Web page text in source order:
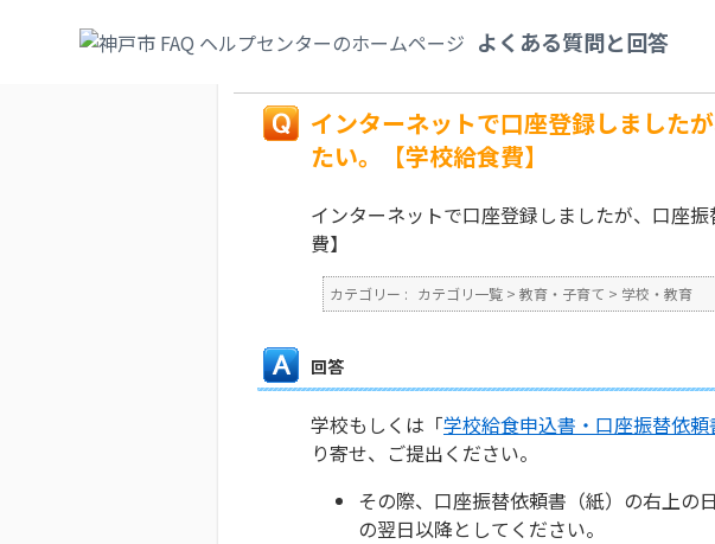
よくある質問と回答
したい。【学校給食費】
インターネットで口座登録しました
たい。【学校給食費】
インターネットで口座登録しましたが、口座
費】
カテゴリー : カテゴリ一覧 > 教育・子育て > 学校・教育
回答
学校もしくは「学校給食申込書・口座振替依
り寄せ、ご提出ください。
その際、口座振替依頼書（紙）の右上の
の翌日以降としてください。